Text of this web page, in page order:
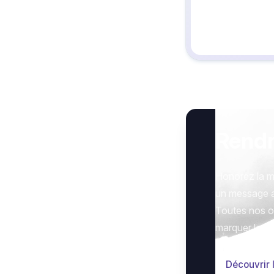
Honorez la
un
Toutes nos
marquer le
Découvrir